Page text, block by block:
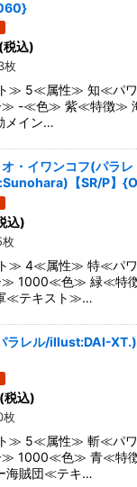
(税込)
枚
≫ 5≪属性≫ 知≪パ
≫ -≪色≫ 紫≪特徴≫
メイン…
・イワンコフ(パラレ
【SR/P】
込)
枚
≫ 4≪属性≫ 特≪パ
≫ 1000≪色≫ 緑≪特
≪テキスト≫…
ラレル/illust:DAI-
(税込)
枚
≫ 5≪属性≫ 斬≪パ
≫ 1000≪色≫ 青≪特
海賊団≪テキ…